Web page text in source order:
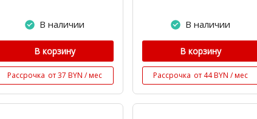
В наличии
В корзину
Рассрочка от 37 BYN / мес
В наличии
В корзину
Рассрочка от 44 BYN / мес